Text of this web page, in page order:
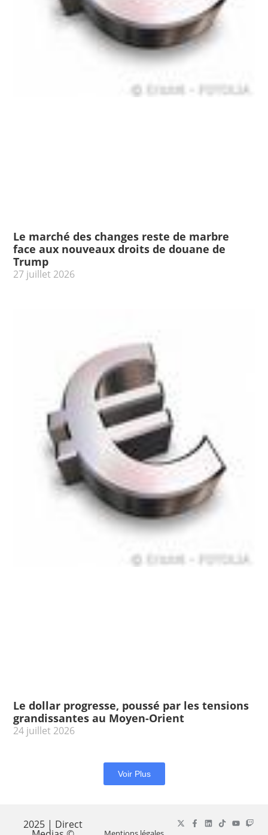
Le marché des changes reste de marbre
face aux nouveaux droits de douane de
Trump
27 juillet 2026
Le dollar progresse, poussé par les tensions
grandissantes au Moyen-Orient
24 juillet 2026
Voir Plus
2025 | Direct